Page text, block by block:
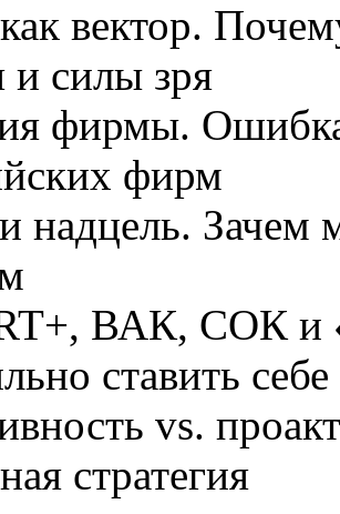
вектор.
и силы зря
фирмы.
фирм
надцель. Зачем
ВАК, СОК и
ставить
vs.
стратегия